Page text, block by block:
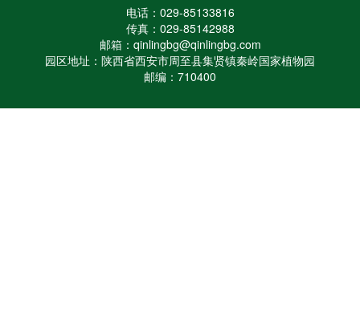
电话：029-85133816
传真：029-85142988
邮箱：qinlingbg@qinlingbg.com
园区地址：陕西省西安市周至县集贤镇秦岭国家植物园
邮编：710400